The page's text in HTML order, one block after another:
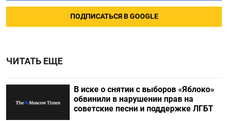
ПОДПИСАТЬСЯ В GOOGLE
ЧИТАТЬ ЕЩЕ
В иске о снятии с выборов «Яблоко»
обвинили в нарушении прав на
советские песни и поддержке ЛГБТ